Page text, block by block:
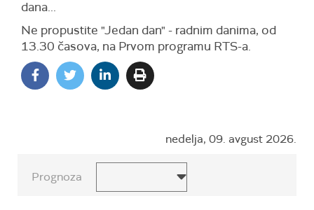
dana...
Ne propustite "Jedan dan" - radnim danima, od
13.30 časova, na Prvom programu RTS-a.
nedelja, 09. avgust 2026.
Prognoza